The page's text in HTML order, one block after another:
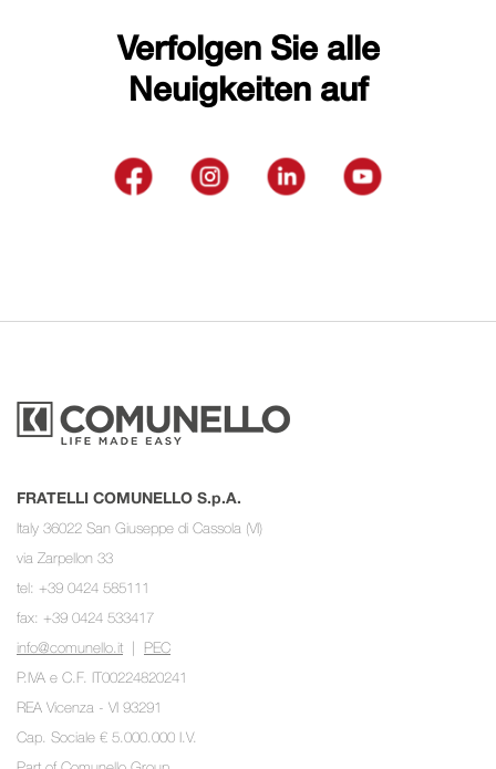
Verfolgen Sie alle
Neuigkeiten auf
FRATELLI COMUNELLO S.p.A.
Italy 36022 San Giuseppe di Cassola (VI)
via Zarpellon 33
tel: +39 0424 585111
fax: +39 0424 533417
info@comunello.it | PEC
P.IVA e C.F. IT00224820241
REA Vicenza - VI 93291
Cap. Sociale € 5.000.000 I.V.